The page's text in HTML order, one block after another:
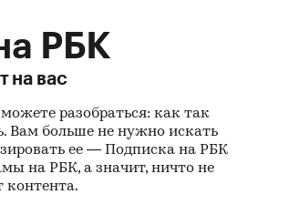
Конференции СПб
РБК
на вас
разобраться: как так
Вам больше не нужно искать
ее — Подписка на РБК
на РБК, а значит, ничто не
контента.